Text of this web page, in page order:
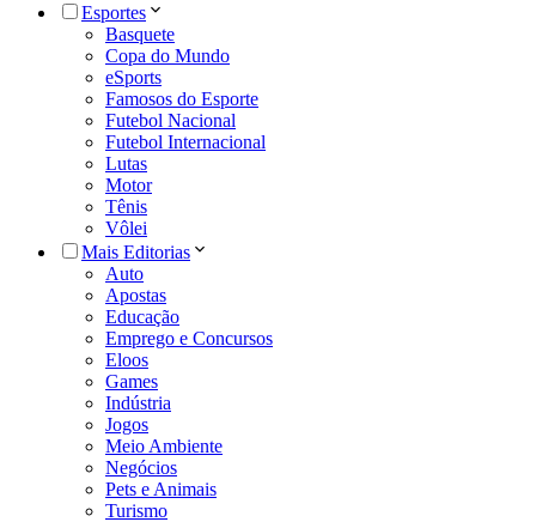
Esportes
Basquete
Copa do Mundo
eSports
Famosos do Esporte
Futebol Nacional
Futebol Internacional
Lutas
Motor
Tênis
Vôlei
Mais Editorias
Auto
Apostas
Educação
Emprego e Concursos
Eloos
Games
Indústria
Jogos
Meio Ambiente
Negócios
Pets e Animais
Turismo